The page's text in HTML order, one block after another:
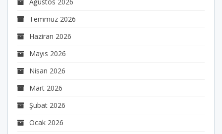
Temmuz 2026
Haziran 2026
Mayıs 2026
Nisan 2026
Mart 2026
Şubat 2026
Ocak 2026